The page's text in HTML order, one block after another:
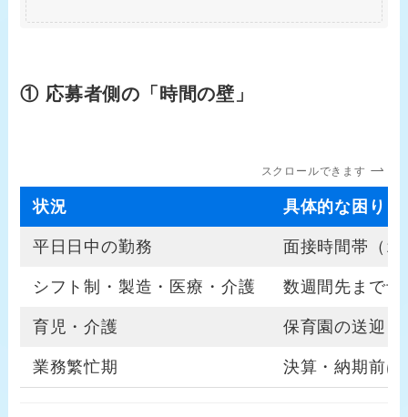
① 応募者側の「時間の壁」
スクロールできます
状況 具体的な困りご
平日日中の勤務 面接時間帯（
シフト制・製造・医療・介護 数週間先まで
育児・介護 保育園の送迎
業務繁忙期 決算・納期前